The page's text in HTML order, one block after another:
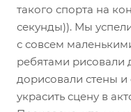
такого спорта на
секунды)). Мы
с совсем
ребятами рисовали
дорисовали стены и
украсить сцену в